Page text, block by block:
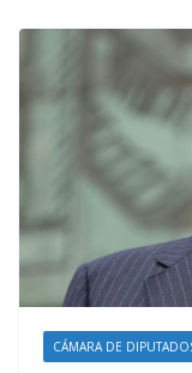
CÁMARA DE